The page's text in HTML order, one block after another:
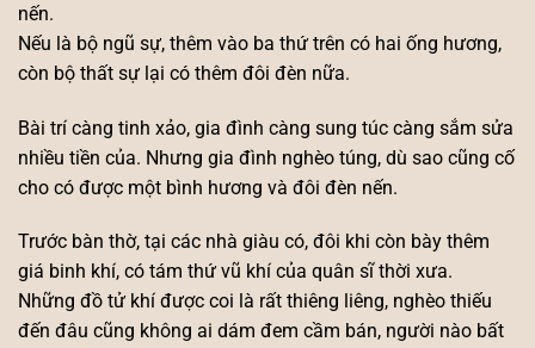
nến.
Nếu là bộ ngũ sự, thêm vào ba thứ trên có hai ống hương,
còn bộ thất sự lại có thêm đôi đèn nữa.
Bài trí càng tinh xảo, gia đình càng sung túc càng sắm sửa
nhiều tiền của. Nhưng gia đình nghèo túng, dù sao cũng cố
cho có được một bình hương và đôi đèn nến.
Trước bàn thờ, tại các nhà giàu có, đôi khi còn bày thêm
giá binh khí, có tám thứ vũ khí của quân sĩ thời xưa.
Những đồ tử khí được coi là rất thiêng liêng, nghèo thiếu
đến đâu cũng không ai dám đem cầm bán, người nào bất